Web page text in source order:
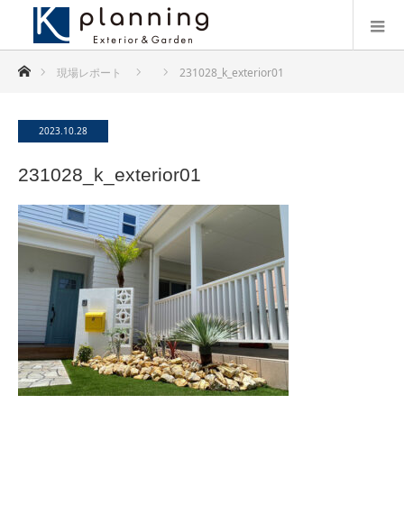
ホーム現場レポート 231028_k_exterior01
2023.10.28
231028_k_exterior01